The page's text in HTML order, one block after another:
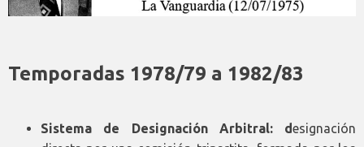
Temporadas 1978/79 a 1982/83
Sistema de Designación Arbitral: designación